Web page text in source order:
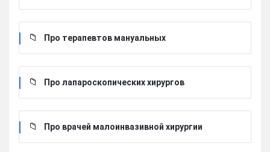
Про терапевтов мануальных
Про лапароскопических хирургов
Про врачей малоинвазивной хирургии